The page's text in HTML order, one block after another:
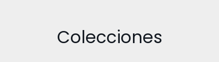
Colecciones